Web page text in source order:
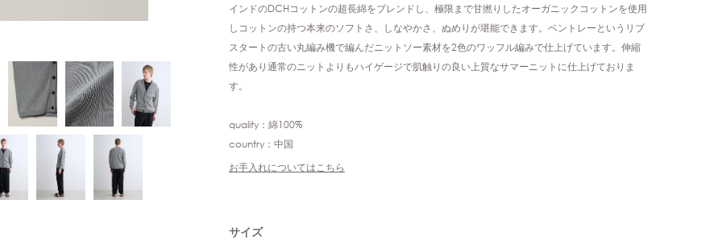
インドのDCHコットンの超長綿をブレンドし、極限まで甘撚りしたオーガニックコットンを使用
しコットンの持つ本来のソフトさ、しなやかさ、ぬめりが堪能できます。ベントレーというリブ
スタートの古い丸編み機で編んだニットソー素材を2色のワッフル編みで仕上げています。伸縮
性があり通常のニットよりもハイゲージで肌触りの良い上質なサマーニットに仕上げておりま
す。
quality：綿100%
country：中国
お手入れについてはこちら
サイズ